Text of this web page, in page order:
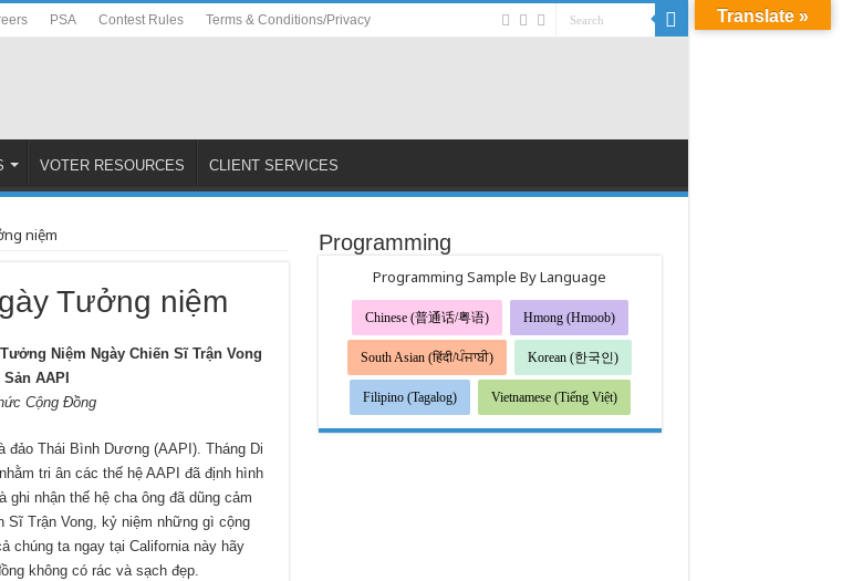
PSA Contest Rules Terms & Conditions/Privacy
VOTER RESOURCES CLIENT SERVICES
niệm
Tưởng niệm
Niệm Ngày Chiến Sĩ Trận Vong
AAPI
Cộng Đồng
Thái Bình Dương (AAPI). Tháng Di
tri ân các thế hệ AAPI đã định hình
nhận thế hệ cha ông đã dũng cảm
Sĩ Trận Vong, kỷ niệm những gì cộng
chúng ta ngay tại California này hãy
không có rác và sạch đẹp.
Programming
Programming Sample By Language
Chinese (普通话/粤语) Hmong (Hmoob)
South Asian (हिंदी/ਪੰਜਾਬੀ) Korean (한국인)
Filipino (Tagalog) Vietnamese (Tiếng Việt)
Translate »